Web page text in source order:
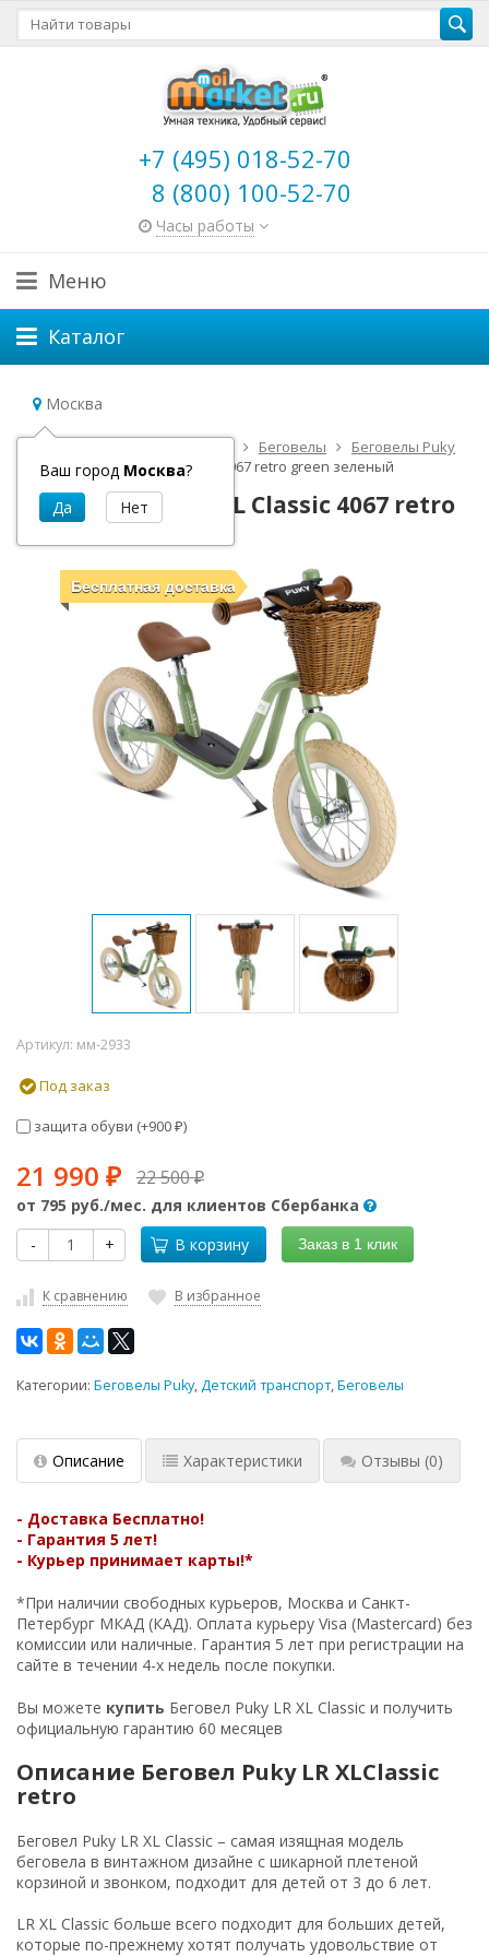
+7 (495) 018-52-70
8 (800) 100-52-70
Часы работы
Меню
Каталог
Москва
Ваш город Москва?
Главная Детский транспорт Беговелы
Беговелы Puky
Беговел Puky LR XL Classic 4067 retro grееn зеленый
Беговел Puky LR XL Classic 4067 retro
grееn зеленый
Бесплатная доставка
Артикул: мм-2933
Под заказ
защита обуви (+900 ₽)
21 990 ₽ 22 500₽
от 795 руб./мес. для клиентов Сбербанка
-
+ В корзину Заказ в 1 клик
К сравнению В избранное
Категории: Беговелы Puky,Детский транспорт,Беговелы
Описание Характеристики Отзывы (0)
- Доставка Бесплатно!
- Гарантия 5 лет!
- Курьер принимает карты!*
*При наличии свободных курьеров, Москва и Санкт-
Петербург МКАД (КАД). Оплата курьеру Visa (Mastercard) без
комиссии или наличные. Гарантия 5 лет при регистрации на
сайте в течении 4-х недель после покупки.
Вы можете купить Беговел Puky LR XL Classic и получить
официальную гарантию 60 месяцев
Описание Беговел Puky LR XLClassic
retro
Беговел Puky LR XL Classic – самая изящная модель
беговела в винтажном дизайне с шикарной плетеной
корзиной и звонком, подходит для детей от 3 до 6 лет.
LR XL Classic больше всего подходит для больших детей,
которые по-прежнему хотят получать удовольствие от